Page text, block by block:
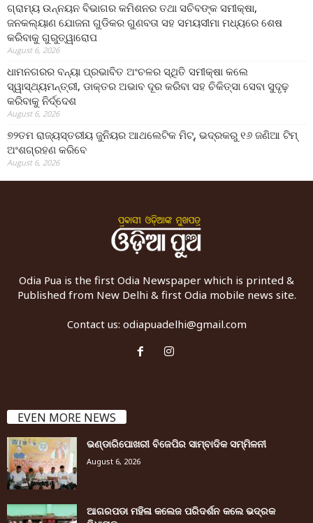
ଗ୍ରାମ୍ୟ ଉନ୍ନୟନ ବିଭାଗର କମିଶନର ତଥା ସଚିବଙ୍କ ସମୀକ୍ଷା,
ଜନକଲ୍ୟାଣ ଯୋଜନା ଗୁଡିକର ଗୁଣବତା ସହ ସମୟସୀମା ମଧ୍ୟରେ ଶେଷ
କରିବାକୁ ଗୁରୁତ୍ୱାରୋପ
August 6, 2026
ଧାମନଗରର ବନ୍ୟା ପ୍ରଭାବିତ ଅଂଚଳର ସ୍ଥିତି ସମୀକ୍ଷା କଲେ
ସ୍ୱାସ୍ଥ୍ୟମନ୍ତ୍ରୀ, ଡାକ୍ତର ଅଭାବ ଦୂର କରିବା ସହ ଚିକିତ୍ସା ସେବା ସୁଦୃଢ଼
କରିବାକୁ ନିର୍ଦ୍ଦେଶ
August 6, 2026
୭୨ତମ ରାଜ୍ୟସ୍ତରୀୟ ଜୁନିୟର ଆଥଲେଟିକ ମିଟ୍‌, ଭଦ୍ରକରୁ ୧୬ ଜଣିଆ ଟିମ୍
ଅଂଶଗ୍ରହଣ କରିବେ
August 6, 2026
Odia Pua is the first Odia Newspaper which is printed &
Published from New Delhi & first Odia mobile news site.
Contact us: odiapuadelhi@gmail.com
EVEN MORE NEWS
ଭଣ୍ଡାରିପୋଖରୀ ବିଜେପିର ସାମ୍ବାଦିକ ସମ୍ମିଳନୀ
August 6, 2026
ଆଗରପଡା ମହିଳା କଲେଜ ପରିଦର୍ଶନ କଲେ ଭଦ୍ରକ